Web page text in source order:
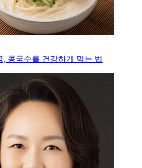
, 콩국수를 건강하게 먹는 법